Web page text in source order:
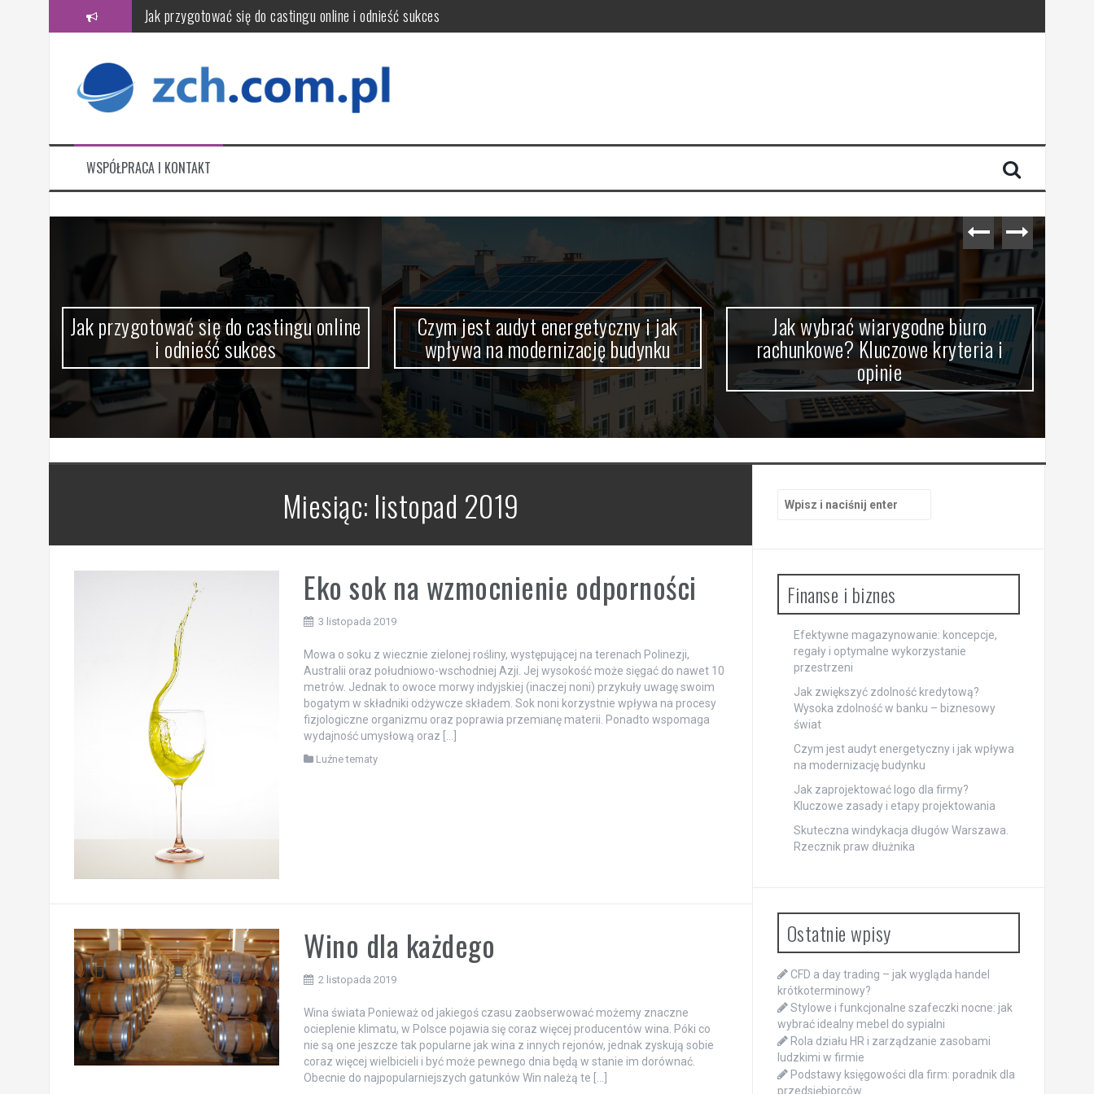
Jak przygotować się do castingu online i odnieść sukces
Jak wybrać wiarygodne biuro rachunkowe? Kluczowe kryteria i opinie
Jak przygotować komputer do serwisu: krok po kroku i wskazówki
Jak wybrać firmę sprzątającą? Kluczowe kryteria i czynniki decyzyjne
CFD a day trading – jak wygląda handel krótkoterminowy?
WSPÓŁPRACA I KONTAKT
Jak przygotować się do castingu online
i odnieść sukces
Czym jest audyt energetyczny i jak
wpływa na modernizację budynku
Jak wybrać wiarygodne biuro
rachunkowe? Kluczowe kryteria i
opinie
Miesiąc: listopad 2019
Eko sok na wzmocnienie odporności
3 listopada 2019
Mowa o soku z wiecznie zielonej rośliny, występującej na terenach Polinezji,
Australii oraz południowo-wschodniej Azji. Jej wysokość może sięgać do nawet 10
metrów. Jednak to owoce morwy indyjskiej (inaczej noni) przykuły uwagę swoim
bogatym w składniki odżywcze składem. Sok noni korzystnie wpływa na procesy
fizjologiczne organizmu oraz poprawia przemianę materii. Ponadto wspomaga
wydajność umysłową oraz […]
Luźne tematy
Wino dla każdego
2 listopada 2019
Wina świata Ponieważ od jakiegoś czasu zaobserwować możemy znaczne
ocieplenie klimatu, w Polsce pojawia się coraz więcej producentów wina. Póki co
nie są one jeszcze tak popularne jak wina z innych rejonów, jednak zyskują sobie
coraz więcej wielbicieli i być może pewnego dnia będą w stanie im dorównać.
Obecnie do najpopularniejszych gatunków Win należą te […]
Szukaj:
Finanse i biznes
Efektywne magazynowanie: koncepcje,
regały i optymalne wykorzystanie
przestrzeni
Jak zwiększyć zdolność kredytową?
Wysoka zdolność w banku – biznesowy
świat
Czym jest audyt energetyczny i jak wpływa
na modernizację budynku
Jak zaprojektować logo dla firmy?
Kluczowe zasady i etapy projektowania
Skuteczna windykacja długów Warszawa.
Rzecznik praw dłużnika
Ostatnie wpisy
CFD a day trading – jak wygląda handel
krótkoterminowy?
Stylowe i funkcjonalne szafeczki nocne: jak
wybrać idealny mebel do sypialni
Rola działu HR i zarządzanie zasobami
ludzkimi w firmie
Podstawy księgowości dla firm: poradnik dla
przedsiębiorców